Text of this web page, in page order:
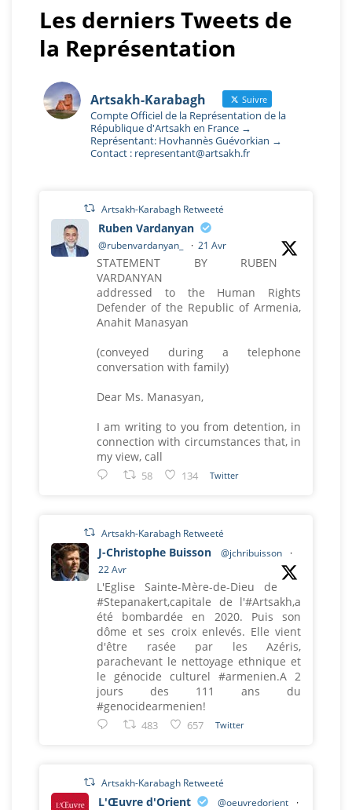
Les derniers Tweets de
la Représentation
Artsakh-Karabagh Suivre
Compte Officiel de la Représentation de la
République d'Artsakh en France →
Représentant: Hovhannès Guévorkian →
Contact : representant@artsakh.fr
Artsakh-Karabagh Retweeté
Ruben Vardanyan
@rubenvardanyan_ · 21 Avr
STATEMENT BY RUBEN
VARDANYAN
addressed to the Human Rights
Defender of the Republic of Armenia,
Anahit Manasyan
(conveyed during a telephone
conversation with family)
Dear Ms. Manasyan,
I am writing to you from detention, in
connection with circumstances that, in
my view, call
58 134 Twitter
Artsakh-Karabagh Retweeté
J-Christophe Buisson @jchribuisson
·
22 Avr
L'Eglise Sainte-Mère-de-Dieu de
#Stepanakert,capitale de l'#Artsakh,a
été bombardée en 2020. Puis son
dôme et ses croix enlevés. Elle vient
d'être rasée par les Azéris,
parachevant le nettoyage ethnique et
le génocide culturel #armenien.A 2
jours des 111 ans du
#genocidearmenien!
483 657 Twitter
Artsakh-Karabagh Retweeté
L'Œuvre d'Orient @oeuvredorient
·